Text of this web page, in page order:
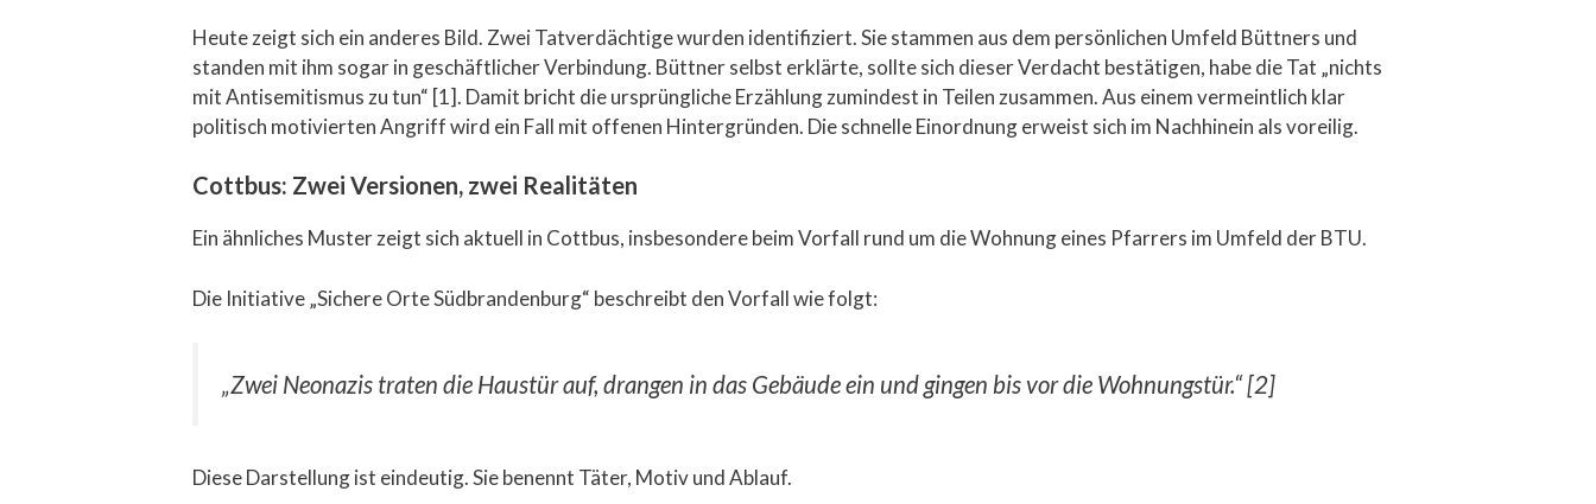
Heute zeigt sich ein anderes Bild. Zwei Tatverdächtige wurden identifiziert. Sie stammen aus dem persönlichen Umfeld Büttners und
standen mit ihm sogar in geschäftlicher Verbindung. Büttner selbst erklärte, sollte sich dieser Verdacht bestätigen, habe die Tat „nichts
mit Antisemitismus zu tun“ [1]. Damit bricht die ursprüngliche Erzählung zumindest in Teilen zusammen. Aus einem vermeintlich klar
politisch motivierten Angriff wird ein Fall mit offenen Hintergründen. Die schnelle Einordnung erweist sich im Nachhinein als voreilig.
Cottbus: Zwei Versionen, zwei Realitäten
Ein ähnliches Muster zeigt sich aktuell in Cottbus, insbesondere beim Vorfall rund um die Wohnung eines Pfarrers im Umfeld der BTU.
Die Initiative „Sichere Orte Südbrandenburg“ beschreibt den Vorfall wie folgt:
„Zwei Neonazis traten die Haustür auf, drangen in das Gebäude ein und gingen bis vor die Wohnungstür.“ [2]
Diese Darstellung ist eindeutig. Sie benennt Täter, Motiv und Ablauf.